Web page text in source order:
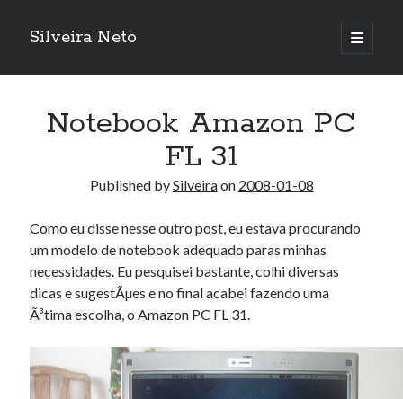
Silveira Neto
open
primary
Sidebar
Recent Posts
A Girl Reading, Johann Georg Meyer, oil on canvas, 1871
ELEGOO ESP32 kit notes
vou aprender a ler pra ensinar meus camaradas
You know what would be really cool?
The asymmetry of the historical record
Coding font battle
Treat the elderly as you would your own elders, and the young as you
would your own children
Notebook Amazon PC
FL 31
Published bySilveiraon 2008-01-08
Como eu dissenesse outro post, eu estava procurando
um modelo de notebook adequado paras minhas
necessidades. Eu pesquisei bastante, colhi diversas
dicas e sugestÃµes e no final acabei fazendo uma
Ã³tima escolha, o Amazon PC FL 31.